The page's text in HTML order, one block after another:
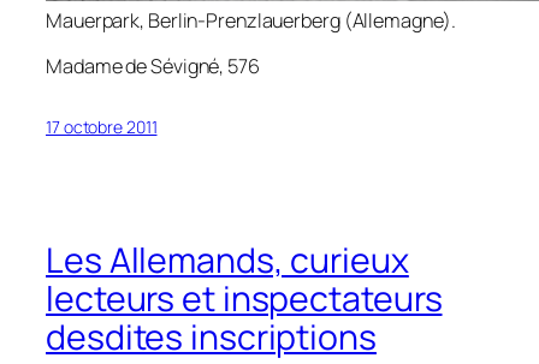
Mauerpark, Berlin-Prenzlauerberg (Allemagne).
Madame de Sévigné, 576
17 octobre 2011
Les Allemands, curieux
lecteurs et inspectateurs
desdites inscriptions